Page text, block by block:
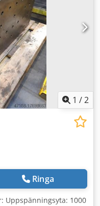
1 /2
Ringa
Uppspänningsyta: 1000